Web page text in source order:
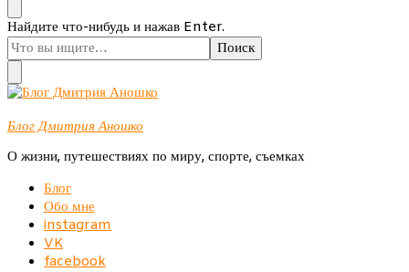
Ищите
что-
то?
Найдите что-нибудь и нажав Enter.
Блог Дмитрия Аношко
О жизни, путешествиях по миру, спорте, съемках
Блог
Обо мне
instagram
VK
facebook